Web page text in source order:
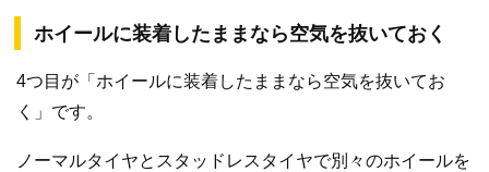
ホイールに装着したままなら空気を抜いておく
4つ目が「ホイールに装着したままなら空気を抜いてお
く」です。
ノーマルタイヤとスタッドレスタイヤで別々のホイールを